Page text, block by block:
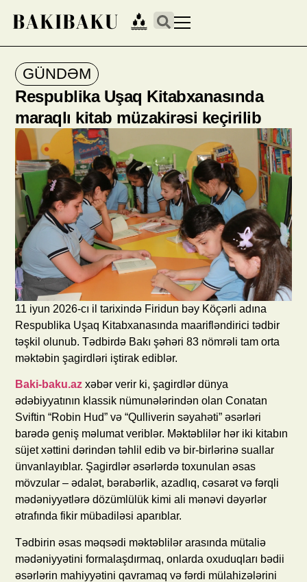
GÜNDƏM
Respublika Uşaq Kitabxanasında
maraqlı kitab müzakirəsi keçirilib
11 iyun 2026-cı il tarixində Firidun bəy Köçərli adına
Respublika Uşaq Kitabxanasında maarifləndirici tədbir
təşkil olunub. Tədbirdə Bakı şəhəri 83 nömrəli tam orta
məktəbin şagirdləri iştirak ediblər.
Baki-baku.az xəbər verir ki, şagirdlər dünya
ədəbiyyatının klassik nümunələrindən olan Conatan
Sviftin “Robin Hud” və “Qulliverin səyahəti” əsərləri
barədə geniş məlumat veriblər. Məktəblilər hər iki kitabın
süjet xəttini dərindən təhlil edib və bir-birlərinə suallar
ünvanlayıblar. Şagirdlər əsərlərdə toxunulan əsas
mövzular – ədalət, bərabərlik, azadlıq, cəsarət və fərqli
mədəniyyətlərə dözümlülük kimi ali mənəvi dəyərlər
ətrafında fikir mübadiləsi aparıblar.
Tədbirin əsas məqsədi məktəblilər arasında mütaliə
mədəniyyətini formalaşdırmaq, onlarda oxuduqları bədii
əsərlərin mahiyyətini qavramaq və fərdi mülahizələrini